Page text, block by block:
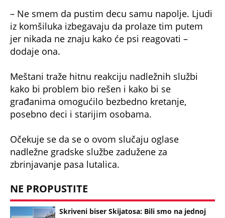
– Ne smem da pustim decu samu napolje. Ljudi
iz komšiluka izbegavaju da prolaze tim putem
jer nikada ne znaju kako će psi reagovati –
dodaje ona.
Meštani traže hitnu reakciju nadležnih službi
kako bi problem bio rešen i kako bi se
građanima omogućilo bezbedno kretanje,
posebno deci i starijim osobama.
Očekuje se da se o ovom slučaju oglase
nadležne gradske službe zadužene za
zbrinjavanje pasa lutalica.
NE PROPUSTITE
Skriveni biser Skijatosa: Bili smo na jednoj